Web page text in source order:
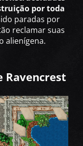
por toda
paradas por
reclamar suas
alienígena.
Ravencrest